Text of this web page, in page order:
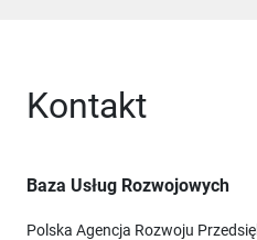
Kontakt
Baza Usług Rozwojowych
Polska Agencja Rozwoju